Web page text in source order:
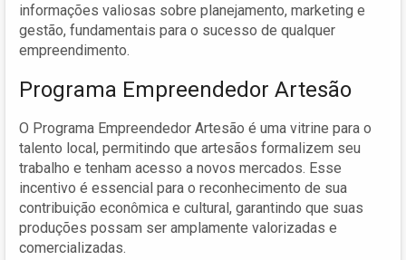
informações valiosas sobre planejamento, marketing e
gestão, fundamentais para o sucesso de qualquer
empreendimento.
Programa Empreendedor Artesão
O Programa Empreendedor Artesão é uma vitrine para o
talento local, permitindo que artesãos formalizem seu
trabalho e tenham acesso a novos mercados. Esse
incentivo é essencial para o reconhecimento de sua
contribuição econômica e cultural, garantindo que suas
produções possam ser amplamente valorizadas e
comercializadas.